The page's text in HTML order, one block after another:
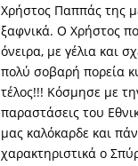
Χρήστος Παππάς της
ξαφνικά. Ο Χρήστος
όνειρα, με γέλια και
πολύ σοβαρή πορεία
τέλος!!! Κόσμησε με
παραστάσεις του
μας καλόκαρδε και
χαρακτηριστικά ο